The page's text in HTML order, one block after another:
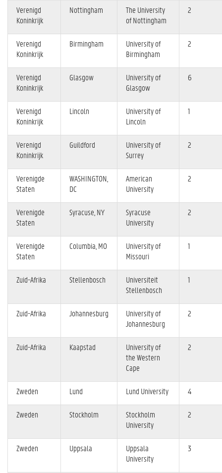
Verenigd
Koninkrijk
Nottingham
The University
of Nottingham
2
Verenigd
Koninkrijk
Birmingham
University of
Birmingham
2
Verenigd
Koninkrijk
Glasgow
University of
Glasgow
6
Verenigd
Koninkrijk
Lincoln
University of
Lincoln
1
Verenigd
Koninkrijk
Guildford
University of
Surrey
2
Verenigde
Staten
WASHINGTON,
DC
American
University
2
Verenigde
Staten
Syracuse, NY
Syracuse
University
2
Verenigde
Staten
Columbia, MO
University of
Missouri
1
Zuid-Afrika Stellenbosch
Universiteit
Stellenbosch
1
Zuid-Afrika Johannesburg
University of
Johannesburg
2
Zuid-Afrika Kaapstad
University of
the Western
Cape
2
Zweden Lund Lund University 4
Zweden Stockholm
Stockholm
University
2
Zweden Uppsala
Uppsala
University
3